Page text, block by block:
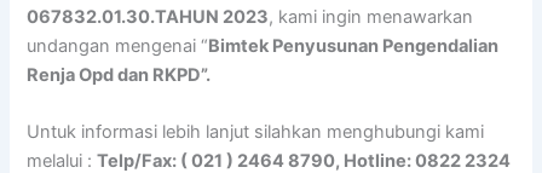
067832.01.30.TAHUN 2023, kami ingin menawarkan
undangan mengenai “Bimtek Penyusunan Pengendalian
Renja Opd dan RKPD”.
Untuk informasi lebih lanjut silahkan menghubungi kami
melalui :Telp/Fax: ( 021 ) 2464 8790, Hotline: 0822 2324